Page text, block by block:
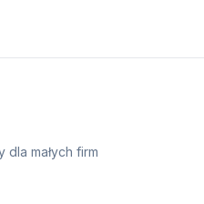
małych firm